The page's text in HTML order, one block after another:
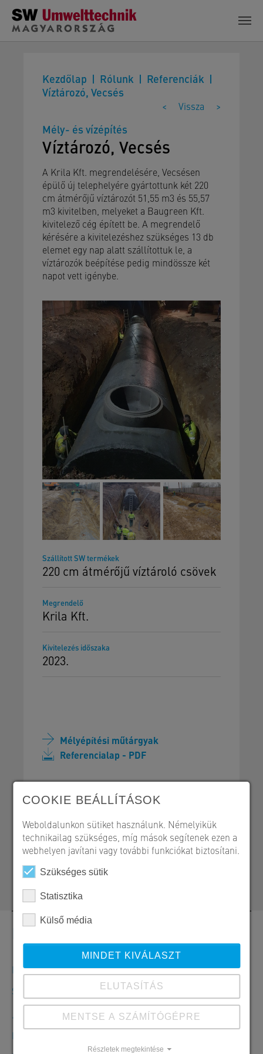
Skip to main content
Kezdőlap Rólunk
Referenciák
Víztározó, Vecsés
< Vissza >
Mély- és vízépítés
Víztározó, Vecsés
A Krila Kft. megrendelésére, Vecsésen
épülő új telephelyére gyártottunk két 220
cm átmérőjű víztározót 51,55 m3 és 55,57
m3 kivitelben, melyeket a Baugreen Kft.
kivitelező cég épített be. A megrendelő
kérésére a kivitelezéshez szükséges 13 db
elemet egy nap alatt szállítottuk le, a
víztározók beépítése pedig mindössze két
napot vett igénybe.
Szállított SW termékek
220 cm átmérőjű víztároló csövek
Megrendelő
Krila Kft.
Kivitelezés időszaka
2023.
Mélyépítési műtárgyak
Referencialap - PDF
SW Umwelttechnik Magyarország Kft.
H 2339 Majosháza, Tóközi út 10.
melyepites@sw-umwelttechnik.hu
Kapcsolat
Megrendelések, ajánlatok és termékinformációk
SW Umwelttechnik Magyarország Kft.
+36 24 620401
Hé-Csü: 7:30-16:00 óráig Pé: 7:30-13:30 óráig
COOKIE BEÁLLÍTÁSOK
Weboldalunkon sütiket használunk. Némelyikük
technikailag szükséges, míg mások segítenek ezen a
webhelyen javítani vagy további funkciókat biztosítani.
Szükséges sütik
Statisztika
Külső média
MINDET KIVÁLASZT
ELUTASÍTÁS
MENTSE A SZÁMÍTÓGÉPRE
Részletek megtekintése